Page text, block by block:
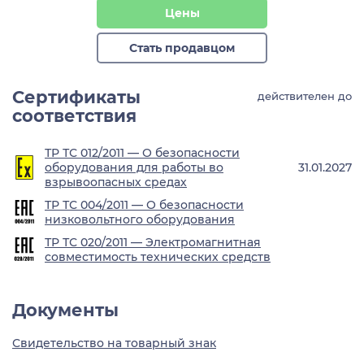
Цены
Стать продавцом
Сертификаты
соответствия
действителен до
ТР ТС 012/2011 — О безопасности
оборудования для работы во
взрывоопасных средах
31.01.2027
ТР ТС 004/2011 — О безопасности
низковольтного оборудования
ТР ТС 020/2011 — Электромагнитная
совместимость технических средств
Документы
Свидетельство на товарный знак